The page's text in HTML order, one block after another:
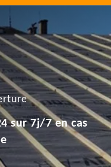
sur 7j/7 en cas